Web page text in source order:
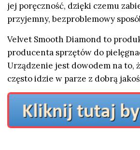
jej poręczność, dzięki czemu
przyjemny, bezproblemowy
Velvet Smooth Diamond to
producenta sprzętów do
Urządzenie jest dowodem na to,
często idzie w parze z dobrą